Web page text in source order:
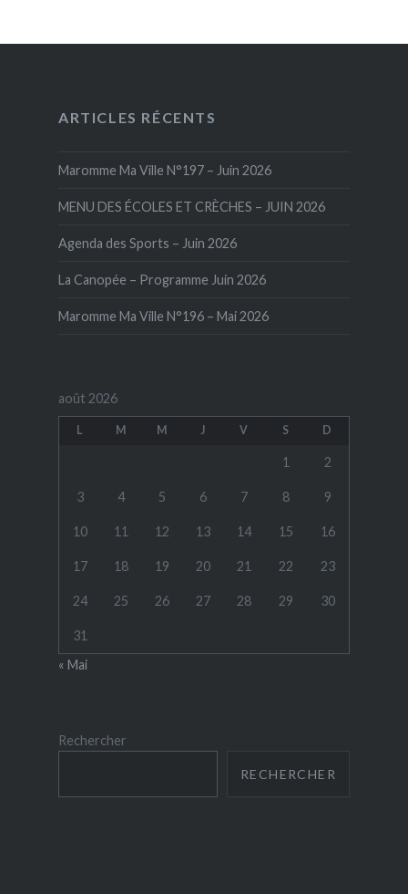
ARTICLES RÉCENTS
Maromme Ma Ville N°197 – Juin 2026
MENU DES ÉCOLES ET CRÈCHES – JUIN 2026
Agenda des Sports – Juin 2026
La Canopée – Programme Juin 2026
Maromme Ma Ville N°196 – Mai 2026
août 2026
L M M J V S D
1 2
3 4 5 6 7 8 9
10 11 12 13 14 15 16
17 18 19 20 21 22 23
24 25 26 27 28 29 30
31
« Mai
Rechercher
RECHERCHER